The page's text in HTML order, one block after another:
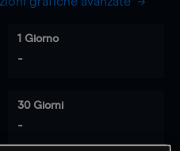
1 Giorno
-
30 Giorni
-